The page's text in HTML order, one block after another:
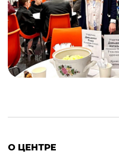
О ЦЕНТРЕ